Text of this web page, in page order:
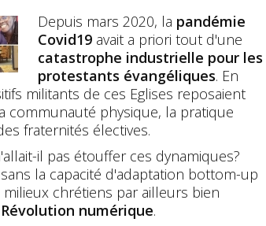
Depuis mars 2020, la pandémie
Covid19avait a priori tout d'une
catastrophe industrielle pour les
protestants évangéliques. En
militants de ces Eglises reposaient
communauté physique, la pratique
fraternités électives.
il pas étouffer ces dynamiques?
la capacité d'adaptation bottom-up
chrétiens par ailleurs bien
Révolution numérique.